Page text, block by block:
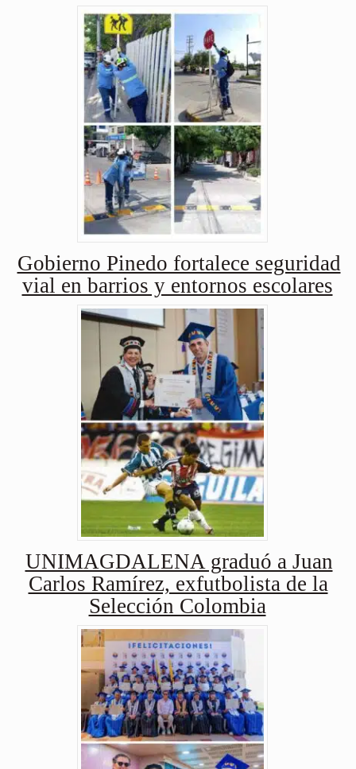
Gobierno Pinedo fortalece seguridad
vial en barrios y entornos escolares
UNIMAGDALENA graduó a Juan
Carlos Ramírez, exfutbolista de la
Selección Colombia